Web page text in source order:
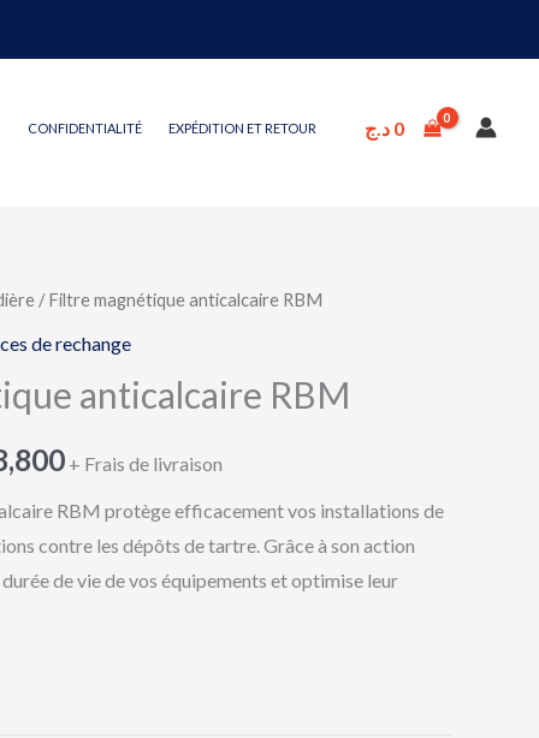
CONFIDENTIALITÉ EXPÉDITION ET RETOUR 0 د.ج
/ Filtre magnétique anticalcaire RBM
de rechange
anticalcaire RBM
Plage
de
prix :
6,200 د.ج
à
8,800 د.ج
+ Frais de livraison
RBM protège efficacement vos installations de
contre les dépôts de tartre. Grâce à son action
de vie de vos équipements et optimise leur